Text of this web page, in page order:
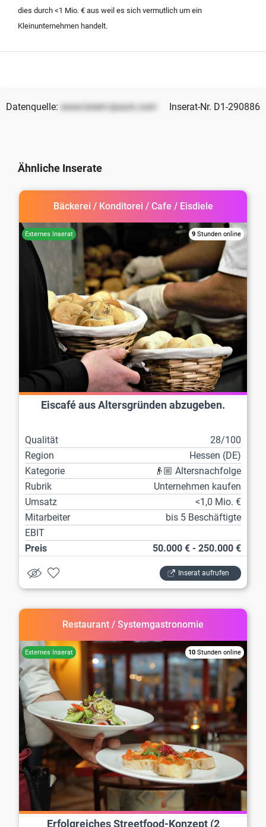
dies durch <1 Mio. € aus weil es sich vermutlich um ein
Kleinunternehmen handelt.
Datenquelle: www.lorem-ipsum.com Inserat-Nr. D1-290886
Ähnliche Inserate
Bäckerei / Konditorei / Cafe / Eisdiele
9 Stunden online
Eiscafé aus Altersgründen abzugeben.
Qualität
28/100
Region
Hessen (DE)
Kategorie
👴🏼 Altersnachfolge
Rubrik
Unternehmen kaufen
Umsatz
<1,0 Mio. €
Mitarbeiter
bis 5 Beschäftigte
EBIT
Preis
50.000 € - 250.000 €
Inserat aufrufen
Restaurant / Systemgastronomie
10 Stunden online
Erfolgreiches Streetfood-Konzept (2